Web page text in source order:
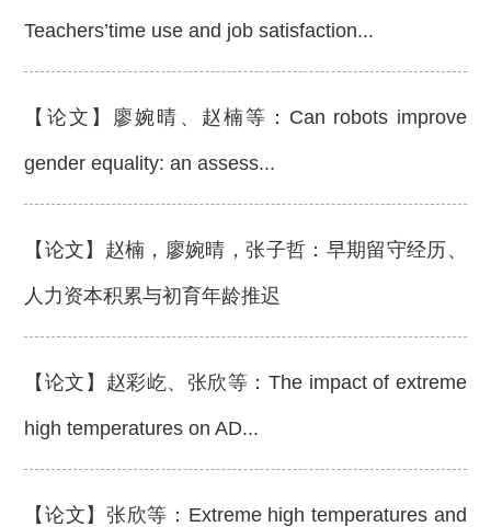
Teachers’time use and job satisfaction...
【论文】廖婉晴、赵楠等：Can robots improve
gender equality: an assess...
【论文】赵楠，廖婉晴，张子哲：早期留守经历、
人力资本积累与初育年龄推迟
【论文】赵彩屹、张欣等：The impact of extreme
high temperatures on AD...
【论文】张欣等：Extreme high temperatures and